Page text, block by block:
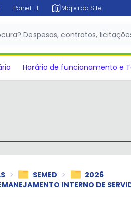
Painel TI Mapa do Site
Despesas, contratos,
Horário de funcionamento e
SEMED
2026
INTERNO DE